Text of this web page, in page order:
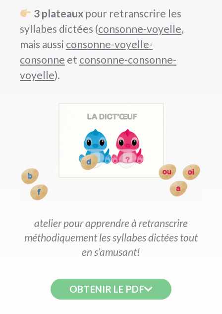
3 plateauxpour retranscrire les
syllabes dictées (consonne-voyelle,
mais aussi consonne-voyelle-
consonne et consonne-consonne-
voyelle).
atelier pour apprendre à retranscrire
méthodiquement les syllabes dictées tout
en s’amusant!
OBTENIR LE PDF